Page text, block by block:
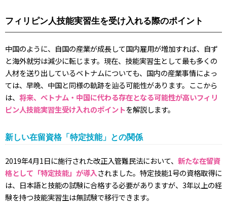
フィリピン人技能実習生を受け入れる際のポイント
中国のように、自国の産業が成長して国内雇用が増加すれば、自ず
と海外就労は減少に転じます。現在、技能実習生として最も多くの
人材を送り出しているベトナムについても、国内の産業事情によっ
ては、早晩、中国と同様の軌跡を辿る可能性があります。ここから
は、 将来、ベトナム・中国に代わる存在となる可能性が高いフィリ
ピン人技能実習生受け入れのポイントを解説します。
新しい在留資格「特定技能」との関係
2019年4月1日に施行された改正入管難民法において、 新たな在留資
格として「特定技能」が導入されました。特定技能1号の資格取得に
は、日本語と技能の試験に合格する必要がありますが、3年以上の経
験を持つ技能実習生は無試験で移行できます。